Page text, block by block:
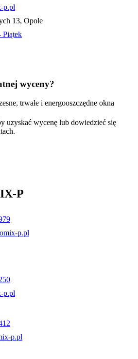
p.pl
13, Opole
Piątek
wyceny?
trwałe i energooszczędne okna
uzyskać wycenę lub dowiedzieć się
P
p.pl
p.pl
p.pl